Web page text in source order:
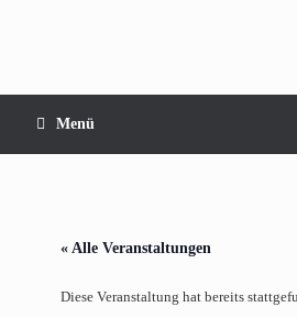
Menü
« Alle Veranstaltungen
Diese Veranstaltung hat bereits